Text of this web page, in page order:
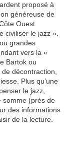
proposé à
généreuse de
Ouest
civiliser le jazz ».
grandes
vers la «
Bartok ou
décontraction,
Plus qu’une
le jazz,
somme (près de
des informations
de la lecture.